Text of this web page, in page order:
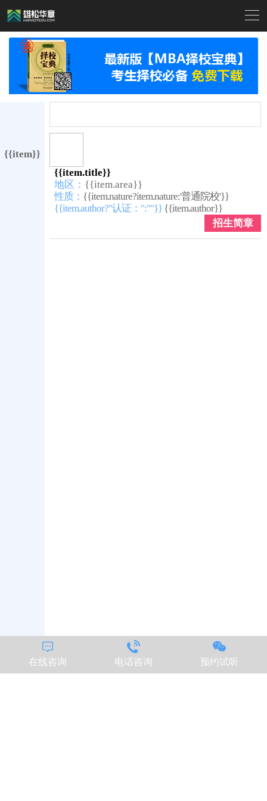

{{item}}
{{item.title}}
地区： {{item.area}}
性质： {{item.nature?item.nature:'普通院校'}}
{{item.author?"认证：":""}} {{item.author}}
招生简章

在线咨询

电话咨询

预约试听